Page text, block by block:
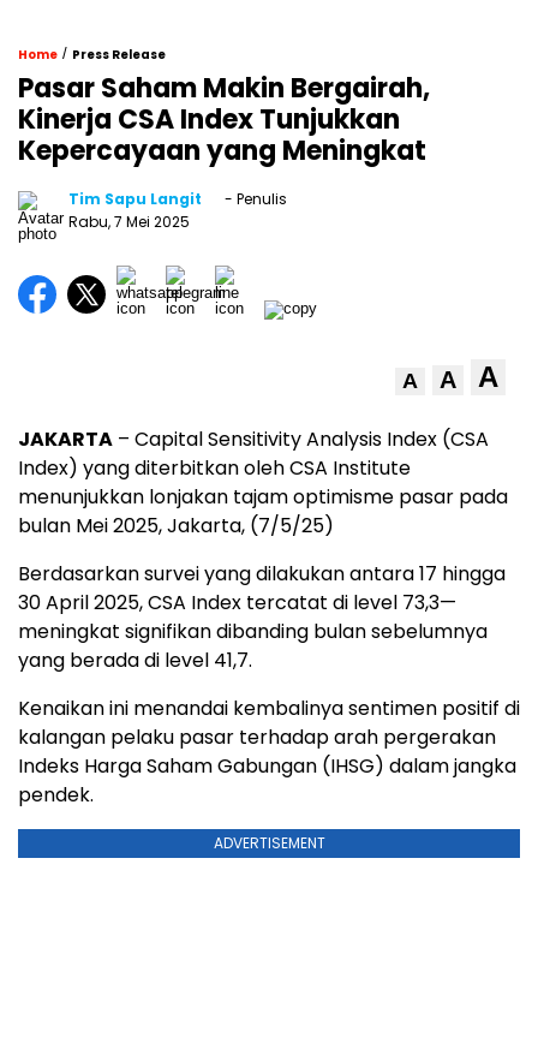
Home / Press Release
Pasar Saham Makin Bergairah,
Kinerja CSA Index Tunjukkan
Kepercayaan yang Meningkat
Tim Sapu Langit
- Penulis
Rabu, 7 Mei 2025
A A A
JAKARTA – CapitalSensitivityAnalysis Index (CSA
Index) yangditerbitkanolehCSA Institute
menunjukkan lonjakan tajamoptimisme pasar pada
bulan Mei2025, Jakarta, (7/5/25)
Berdasarkansurveiyangdilakukanantara17 hingga
30April2025,CSA Index tercatat di level 73,3—
meningkat signifikandibanding bulansebelumnya
yang beradadi level 41,7.
Kenaikanini menandai kembalinyasentimen positif di
kalangan pelaku pasar terhadaparah pergerakan
Indeks HargaSahamGabungan (IHSG) dalamjangka
pendek.
ADVERTISEMENT